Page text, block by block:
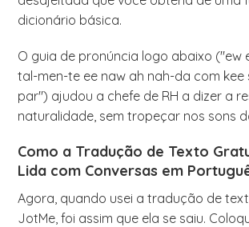
dicionário básica.
O guia de pronúncia logo abaixo ("ew
tal-men-te ee naw ah nah-da com
par") ajudou a chefe de RH a dizer a
naturalidade, sem tropeçar nos sons
Como a Tradução de Texto
Lida com Conversas em
Agora, quando usei a tradução de
JotMe, foi assim que ela se saiu.